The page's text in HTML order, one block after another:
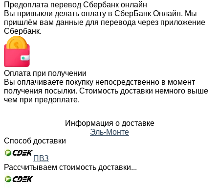
Предоплата перевод Сбербанк онлайн
Вы привыкли делать оплату в СберБанк Онлайн. Мы
пришлём вам данные для перевода через приложение
Сбербанк.
Оплата при получении
Вы оплачиваете покупку непосредственно в момент
получения посылки. Стоимость доставки немного выше
чем при предоплате.
Информация о доставке
Эль-Монте
Способ доставки
ПВЗ
Рассчитываем стоимость доставки...